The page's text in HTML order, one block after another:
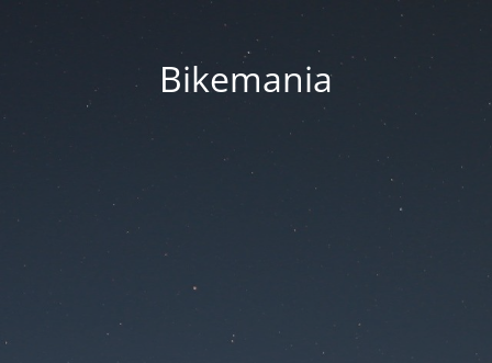
Bikemania